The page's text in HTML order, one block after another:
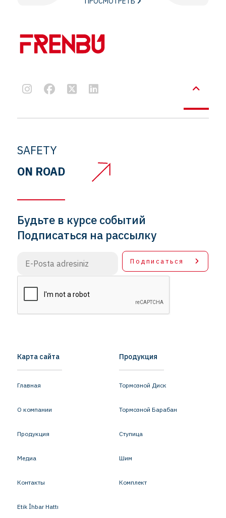
SAFETY
ON ROAD
Будьте в курсе событий
Подписаться на рассылку
Подписаться
Карта сайта
Главная
О компании
Продукция
Медиа
Контакты
Etik İhbar Hattı
Продукция
Тормозной Диск
Тормозной Барабан
Ступица
Шим
Комплект